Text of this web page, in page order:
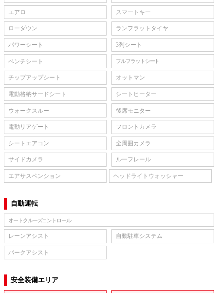
エアロ スマートキー
ローダウン ランフラットタイヤ
パワーシート 3列シート
ベンチシート フルフラットシート
チップアップシート オットマン
電動格納サードシート シートヒーター
ウォークスルー 後席モニター
電動リアゲート フロントカメラ
シートエアコン 全周囲カメラ
サイドカメラ ルーフレール
エアサスペンション ヘッドライトウォッシャー
自動運転
オートクルーズコントロール
レーンアシスト 自動駐車システム
パークアシスト
安全装備エリア